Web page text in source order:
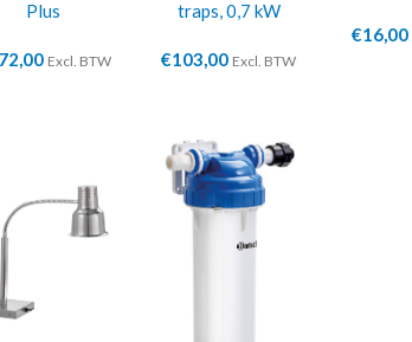
Plus
Excl. BTW
traps, 0,7 kW
€103,00 Excl. BTW
€16,00